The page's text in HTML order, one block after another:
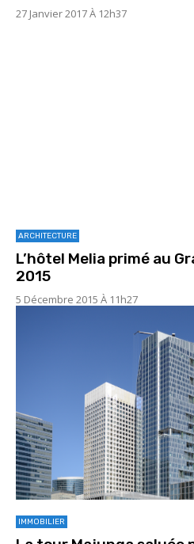
27 Janvier 2017 À 12h37
ARCHITECTURE
L’hôtel Melia primé au
2015
5 Décembre 2015 À 11h27
IMMOBILIER